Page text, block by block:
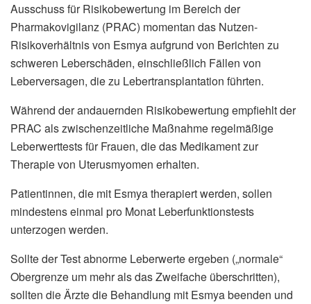
Ausschuss für Risikobewertung im Bereich der
Pharmakovigilanz (PRAC) momentan das Nutzen-
Risikoverhältnis von Esmya aufgrund von Berichten zu
schweren Leberschäden, einschließlich Fällen von
Leberversagen, die zu Lebertransplantation führten.
Während der andauernden Risikobewertung empfiehlt der
PRAC als zwischenzeitliche Maßnahme regelmäßige
Leberwerttests für Frauen, die das Medikament zur
Therapie von Uterusmyomen erhalten.
Patientinnen, die mit Esmya therapiert werden, sollen
mindestens einmal pro Monat Leberfunktionstests
unterzogen werden.
Sollte der Test abnorme Leberwerte ergeben („normale“
Obergrenze um mehr als das Zweifache überschritten),
sollten die Ärzte die Behandlung mit Esmya beenden und